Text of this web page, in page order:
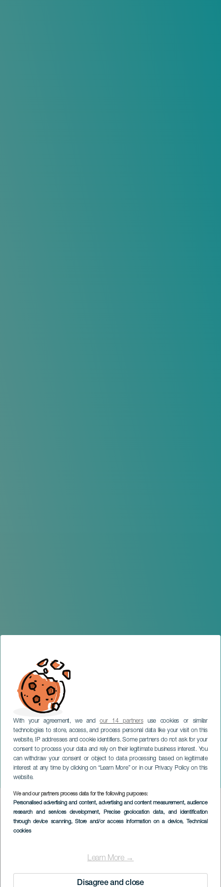
With your agreement, we andour 14 partnersuse cookies or similar
technologies to store, access, and process personal data like your visit on this
website, IP addresses and cookie identifiers. Some partners do not ask for your
consent to process your data and rely on their legitimate business interest. You
can withdraw your consent or object to data processing based on legitimate
interest at any time by clicking on “Learn More” or in our Privacy Policy on this
website.
We and our partners process data for the following purposes:
Personalised advertising and content, advertising and content measurement, audience
research and services development, Precise geolocation data, and identification
through device scanning, Store and/or access information on a device, Technical
cookies
Learn More →
Disagree and close
Bywater Call im Konzert
TENERIFE
Imagen
Listado